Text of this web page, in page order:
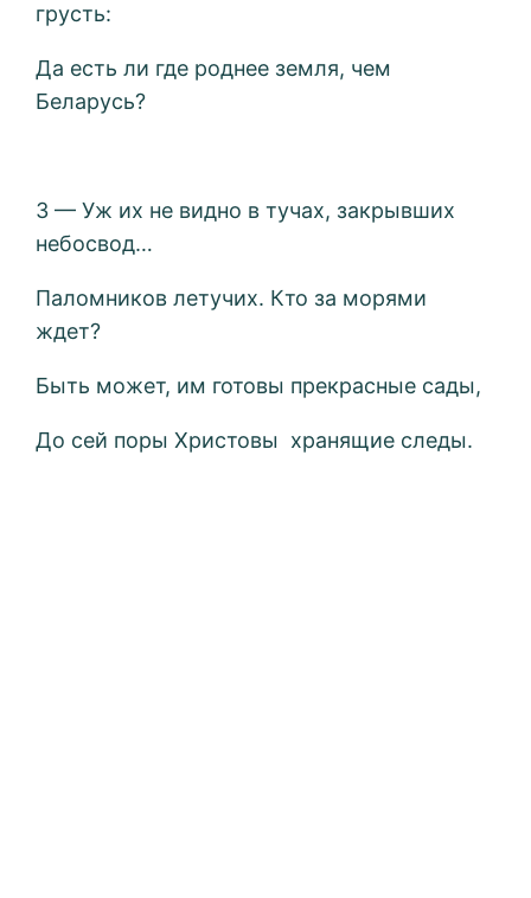
грусть:
Да есть ли где роднее земля, чем
Беларусь?
3 — Уж их не видно в тучах, закрывших
небосвод…
Паломников летучих. Кто за морями
ждет?
Быть может, им готовы прекрасные сады,
До сей поры Христовы хранящие следы.